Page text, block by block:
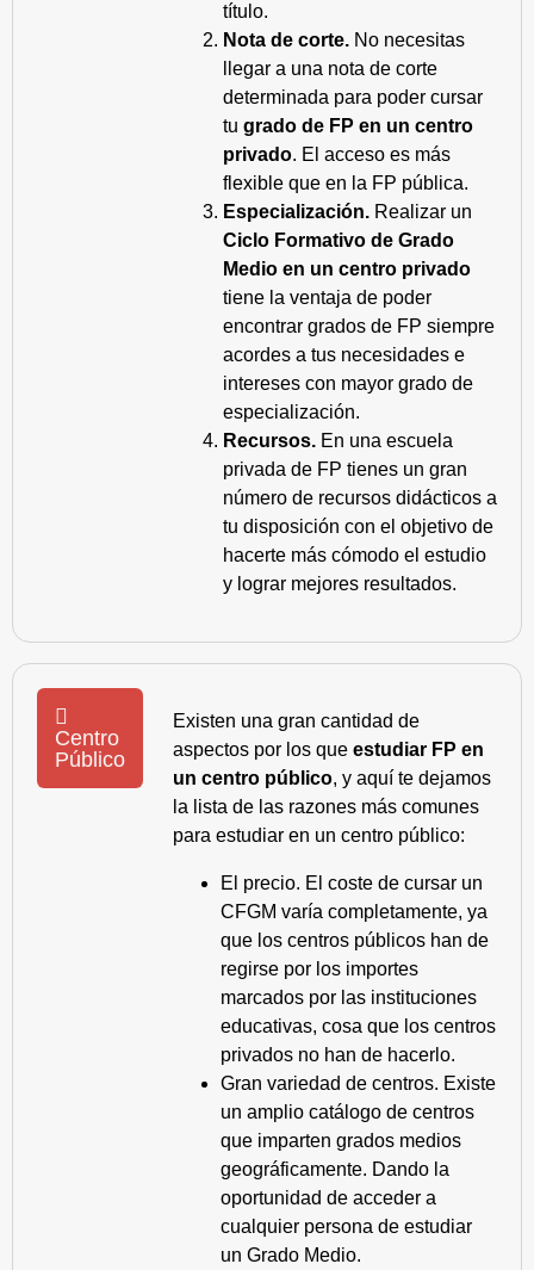
título.
Nota de corte. No necesitas
llegar a una nota de corte
determinada para poder cursar
tu grado de FP en un centro
privado. El acceso es más
flexible que en la FP pública.
Especialización. Realizar un
Ciclo Formativo de Grado
Medio en un centro privado
tiene la ventaja de poder
encontrar grados de FP siempre
acordes a tus necesidades e
intereses con mayor grado de
especialización.
Recursos. En una escuela
privada de FP tienes un gran
número de recursos didácticos a
tu disposición con el objetivo de
hacerte más cómodo el estudio
y lograr mejores resultados.
Centro
Público
Existen una gran cantidad de
aspectos por los que estudiar FP en
un centro público, y aquí te dejamos
la lista de las razones más comunes
para estudiar en un centro público:
El precio. El coste de cursar un
CFGM varía completamente, ya
que los centros públicos han de
regirse por los importes
marcados por las instituciones
educativas, cosa que los centros
privados no han de hacerlo.
Gran variedad de centros. Existe
un amplio catálogo de centros
que imparten grados medios
geográficamente. Dando la
oportunidad de acceder a
cualquier persona de estudiar
un Grado Medio.